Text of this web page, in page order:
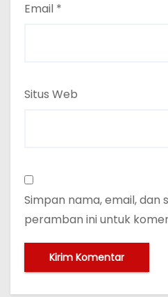
Email *
Situs Web
Simpan nama, email, dan
peramban ini untuk